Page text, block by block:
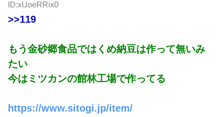
ID:xUoeRRix0
>>119
もう金砂郷食品ではくめ納豆は作って無いみ
たい
今はミツカンの館林工場で作ってる
https://www.sitogi.jp/item/